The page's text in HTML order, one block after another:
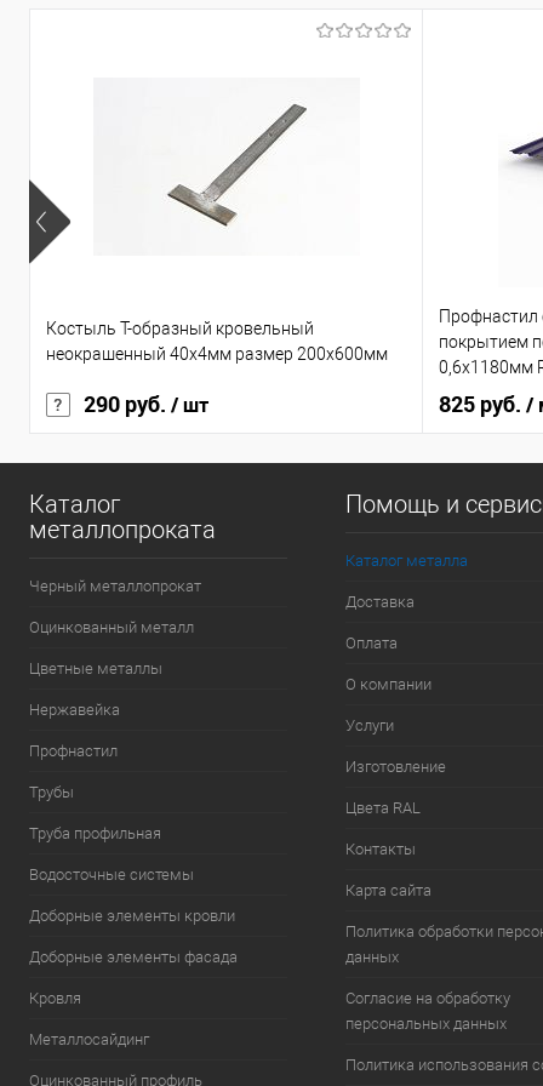
Костыль Т-образный кровельный
неокрашенный 40х4мм размер 200х600мм
290 руб. / шт
покрытием
0,6х1180мм
825 руб. /
Каталог
металлопроката
Черный металлопрокат
Оцинкованный металл
Цветные металлы
Нержавейка
Профнастил
Трубы
Труба профильная
Водосточные системы
Доборные элементы кровли
Доборные элементы фасада
Кровля
Металлосайдинг
Оцинкованный профиль
Помощь и
Каталог металла
Доставка
Оплата
О компании
Услуги
Изготовление
Цвета RAL
Контакты
Карта сайта
Политика обработки
данных
Согласие на обработку
персональных данных
Политика использования